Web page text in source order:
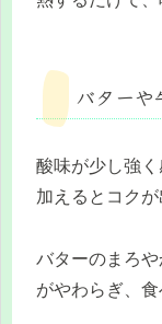
バターや
酸味が少し強
加えるとコクが
バターのまろ
がやわらぎ、食